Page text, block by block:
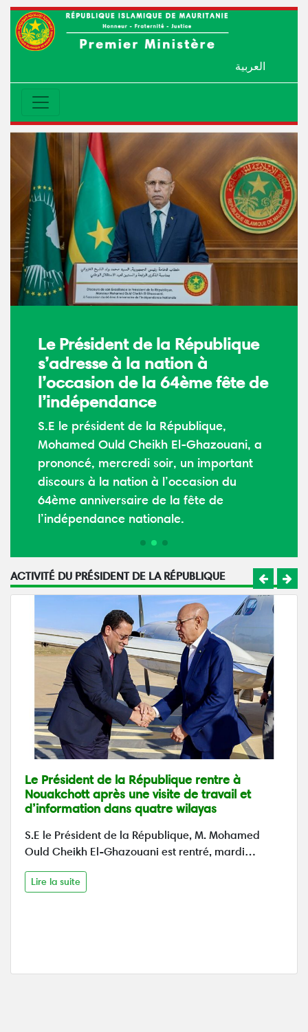
العربية
Le Président de la République
s’adresse à la nation à
l’occasion de la 64ème fête de
l’indépendance
S.E le président de la République,
Mohamed Ould Cheikh El-Ghazouani, a
prononcé, mercredi soir, un important
discours à la nation à l’occasion du
64ème anniversaire de la fête de
l’indépendance nationale.
ACTIVITÉ DU PRÉSIDENT DE LA RÉPUBLIQUE
Le Président de la République rentre à
Nouakchott après une visite de travail et
d’information dans quatre wilayas
S.E le Président de la République, M. Mohamed
Ould Cheikh El-Ghazouani est rentré, mardi…
Lire la suite